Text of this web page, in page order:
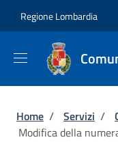
Regione Lombardia
Briciole di
Home / Servizi /
Modifica della